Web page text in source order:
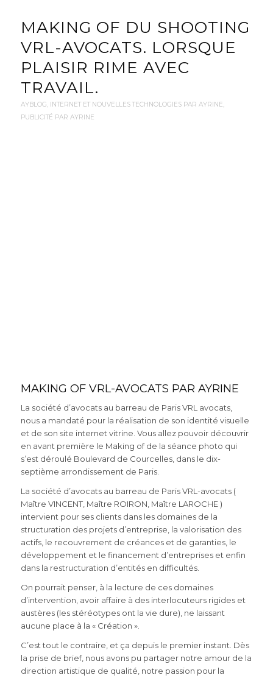
MAKING OF DU SHOOTING
VRL-AVOCATS. LORSQUE
PLAISIR RIME AVEC
TRAVAIL.
AYBLOG, INTERNET ET NOUVELLES TECHNOLOGIES PAR AYRINE,
PUBLICITÉ PAR AYRINE
MAKING OF VRL-AVOCATS PAR AYRINE
La société d’avocats au barreau de Paris VRL avocats,
nous a mandaté pour la réalisation de son identité visuelle
et de son site internet vitrine. Vous allez pouvoir découvrir
en avant première le Making of de la séance photo qui
s’est déroulé Boulevard de Courcelles, dans le dix-
septième arrondissement de Paris.
La société d’avocats au barreau de Paris VRL-avocats (
Maître VINCENT, Maître ROIRON, Maître LAROCHE )
intervient pour ses clients dans les domaines de la
structuration des projets d’entreprise, la valorisation des
actifs, le recouvrement de créances et de garanties, le
développement et le financement d’entreprises et enfin
dans la restructuration d’entités en difficultés.
On pourrait penser, à la lecture de ces domaines
d’intervention, avoir affaire à des interlocuteurs rigides et
austères (les stéréotypes ont la vie dure), ne laissant
aucune place à la « Création ».
C’est tout le contraire, et ça depuis le premier instant. Dès
la prise de brief, nous avons pu partager notre amour de la
direction artistique de qualité, notre passion pour la